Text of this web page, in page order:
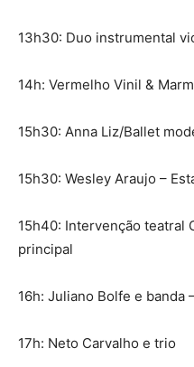
13h30: Duo instrumental
14h: Vermelho Vinil &
15h30: Anna Liz/Ballet
15h30: Wesley Araujo –
15h40: Intervenção teatral
principal
16h: Juliano Bolfe e banda
17h: Neto Carvalho e trio